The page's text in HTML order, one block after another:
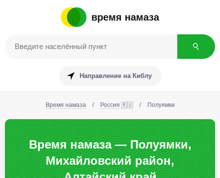
время намаза
Направление на Киблу
Время намаза / Россия 🇷🇺 / Полуямки
Время намаза — Полуямки,
Михайловский район,